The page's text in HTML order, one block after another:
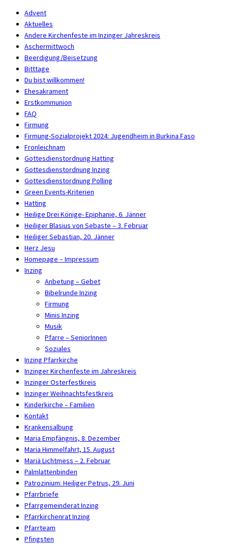
Advent
Aktuelles
Andere Kirchenfeste im Inzinger Jahreskreis
Aschermittwoch
Beerdigung/Beisetzung
Bitttage
Du bist willkommen!
Ehesakrament
Erstkommunion
FAQ
Firmung
Firmung-Sozialprojekt 2024: Jugendheim in Burkina Faso
Fronleichnam
Gottesdienstordnung Hatting
Gottesdienstordnung Inzing
Gottesdienstordnung Polling
Green Events-Kriterien
Hatting
Heilige Drei Könige- Epiphanie, 6. Jänner
Heiliger Blasius von Sebaste – 3. Februar
Heiliger Sebastian, 20. Jänner
Herz Jesu
Homepage – Impressum
Inzing
Anbetung – Gebet
Bibelrunde Inzing
Firmung
Minis Inzing
Musik
Pfarre – SeniorInnen
Soziales
Inzing Pfarrkirche
Inzinger Kirchenfeste im Jahreskreis
Inzinger Osterfestkreis
Inzinger Weihnachtsfestkreis
Kinderkirche – Familien
Kontakt
Krankensalbung
Maria Empfängnis, 8. Dezember
Maria Himmelfahrt, 15. August
Mariä Lichtmess – 2. Februar
Palmlattenbinden
Patrozinium: Heiliger Petrus, 29. Juni
Pfarrbriefe
Pfarrgemeinderat Inzing
Pfarrkirchenrat Inzing
Pfarrteam
Pfingsten